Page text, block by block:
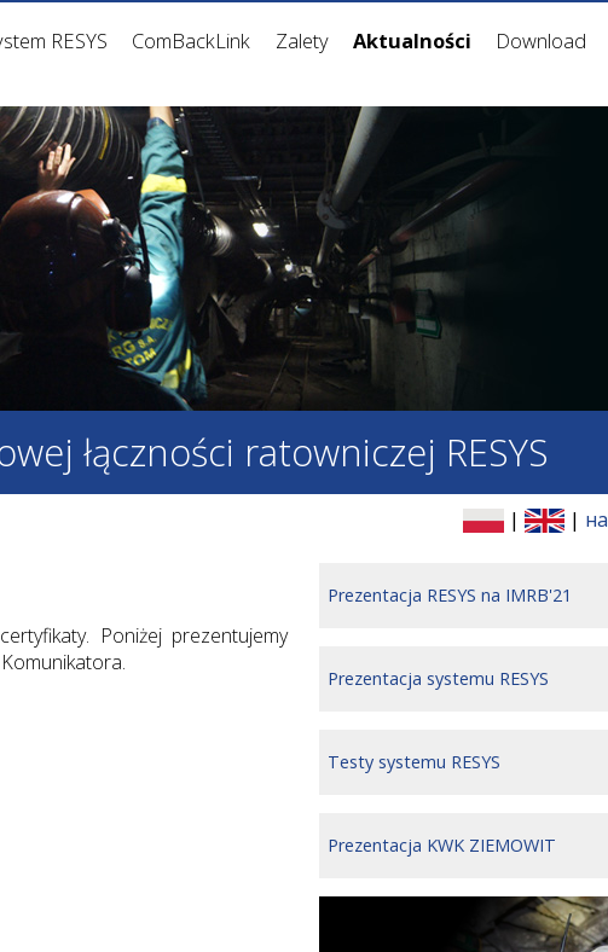
RESYS ComBackLink Zalety Aktualności Download
łączności ratowniczej RESYS
| |
Poniżej prezentujemy
Prezentacja RESYS na IMRB'21
Prezentacja systemu RESYS
Testy systemu RESYS
Prezentacja KWK ZIEMOWIT